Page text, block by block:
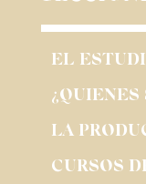
EL
¿QUIENES
LA
CURSOS